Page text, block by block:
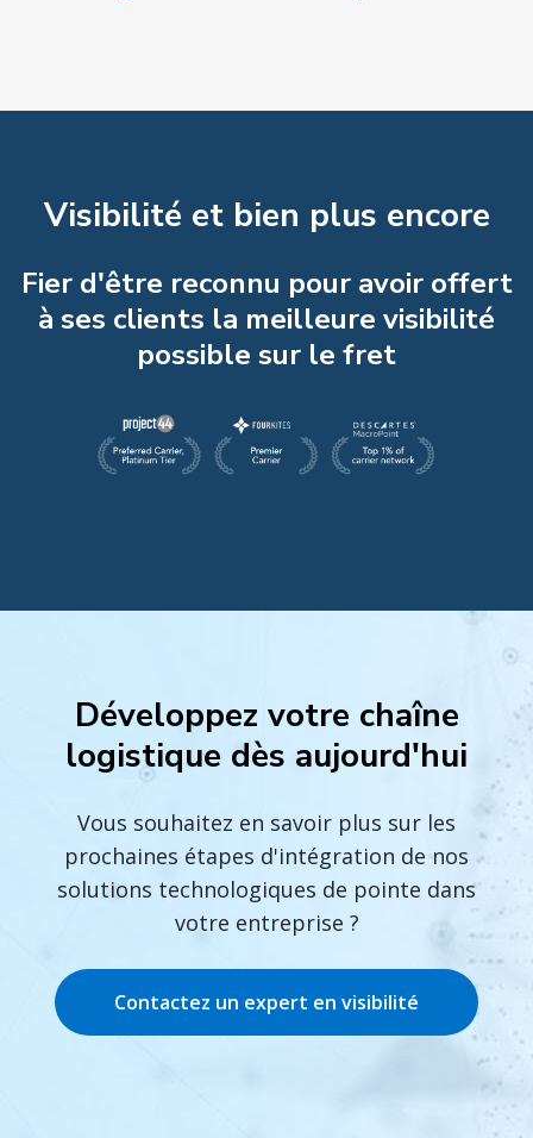
Visibilité et bien plus encore
Fier d'être reconnu pour avoir offert
à ses clients la meilleure visibilité
possible sur le fret
Développez votre chaîne
logistique dès aujourd'hui
Vous souhaitez en savoir plus sur les
prochaines étapes d'intégration de nos
solutions technologiques de pointe dans
votre entreprise ?
Contactez un expert en visibilité